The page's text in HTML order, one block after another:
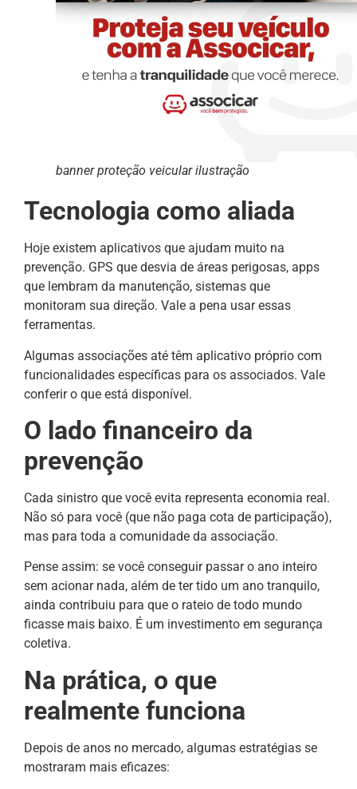
banner proteção veicular ilustração
Tecnologia como aliada
Hoje existem aplicativos que ajudam muito na
prevenção. GPS que desvia de áreas perigosas, apps
que lembram da manutenção, sistemas que
monitoram sua direção. Vale a pena usar essas
ferramentas.
Algumas associações até têm aplicativo próprio com
funcionalidades específicas para os associados. Vale
conferir o que está disponível.
O lado financeiro da
prevenção
Cada sinistro que você evita representa economia real.
Não só para você (que não paga cota de participação),
mas para toda a comunidade da associação.
Pense assim: se você conseguir passar o ano inteiro
sem acionar nada, além de ter tido um ano tranquilo,
ainda contribuiu para que o rateio de todo mundo
ficasse mais baixo. É um investimento em segurança
coletiva.
Na prática, o que
realmente funciona
Depois de anos no mercado, algumas estratégias se
mostraram mais eficazes: